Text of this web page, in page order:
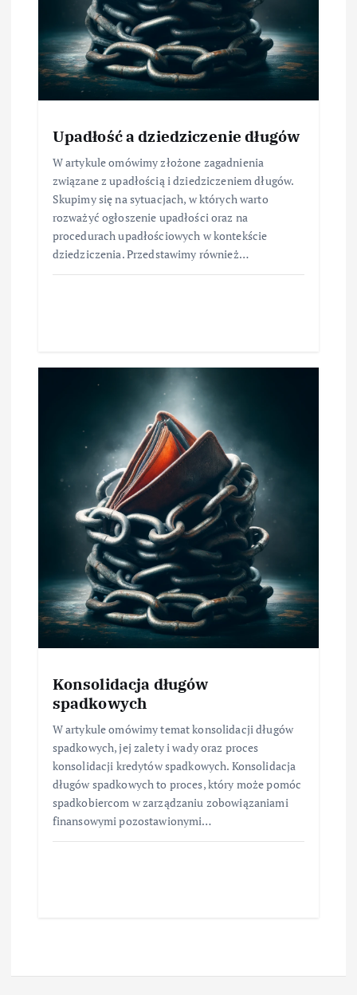
Upadłość a dziedziczenie długów
W artykule omówimy złożone zagadnienia
związane z upadłością i dziedziczeniem długów.
Skupimy się na sytuacjach, w których warto
rozważyć ogłoszenie upadłości oraz na
procedurach upadłościowych w kontekście
dziedziczenia. Przedstawimy również…
Konsolidacja długów
spadkowych
W artykule omówimy temat konsolidacji długów
spadkowych, jej zalety i wady oraz proces
konsolidacji kredytów spadkowych. Konsolidacja
długów spadkowych to proces, który może pomóc
spadkobiercom w zarządzaniu zobowiązaniami
finansowymi pozostawionymi…